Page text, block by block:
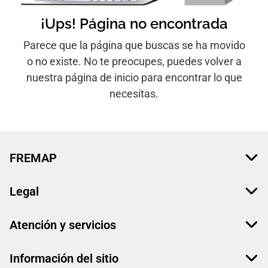
¡Ups! Página no encontrada
Parece que la página que buscas se ha movido
o no existe. No te preocupes, puedes volver a
nuestra página de inicio para encontrar lo que
necesitas.
FREMAP
Legal
Atención y servicios
Información del sitio